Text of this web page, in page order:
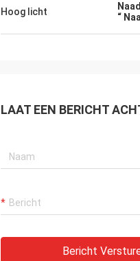
Hoog licht
“
LAAT EEN BERICHT
Bericht